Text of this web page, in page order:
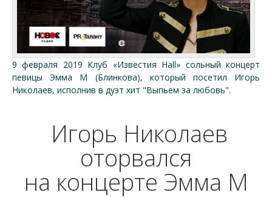
9 февраля 2019 Клуб «Известия Hall» сольный концерт
певицы Эмма М (Блинкова), который посетил Игорь
Николаев, исполнив в дуэт хит "Выпьем за любовь".
Игорь Николаев
оторвался
на концерте Эмма М